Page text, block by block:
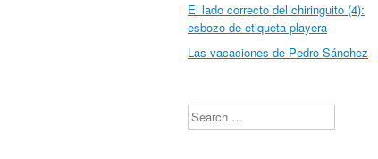
El lado correcto del chiringuito (4):
esbozo de etiqueta playera
Las vacaciones de Pedro Sánchez
Search